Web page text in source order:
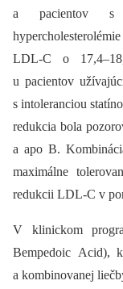
a pacientov s
LDL-C o
u pacientov
s intoleranciou
redukcia bola
a apo B.
maximálne
redukcii LDL-C v
V klinickom
Bempedoic Acid),
a kombinovanej